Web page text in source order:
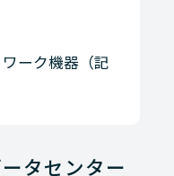
ーク機器（記
タセンター